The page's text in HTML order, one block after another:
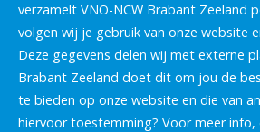
verzamelt VNO-NCW Brabant Zeeland
volgen wij je gebruik van onze website
Deze gegevens delen wij met externe
Brabant Zeeland doet dit om jou de
te bieden op onze website en die van
hiervoor toestemming? Voor meer info,